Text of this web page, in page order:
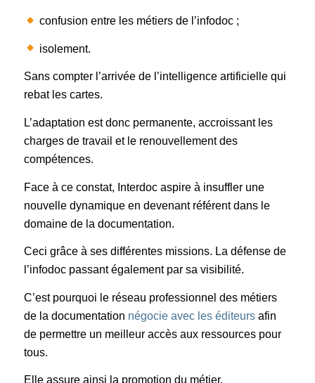
confusion entre les métiers de l’infodoc ;
isolement.
Sans compter l’arrivée de l’intelligence artificielle qui
rebat les cartes.
L’adaptation est donc permanente, accroissant les
charges de travail et le renouvellement des
compétences.
Face à ce constat, Interdoc aspire à insuffler une
nouvelle dynamique en devenant référent dans le
domaine de la documentation.
Ceci grâce à ses différentes missions. La défense de
l’infodoc passant également par sa visibilité.
C’est pourquoi le réseau professionnel des métiers
de la documentation négocie avec les éditeursafin
de permettre un meilleur accès aux ressources pour
tous.
Elle assure ainsi la promotion du métier.